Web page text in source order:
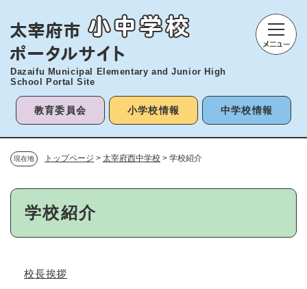
Dazaifu Municipal Elementary andJunior High
School Portal Site
教育委員会 小学校情報 中学校情報
現在地 トップページ > 太宰府西中学校 > 学校紹介
本
学校紹介
校長挨拶